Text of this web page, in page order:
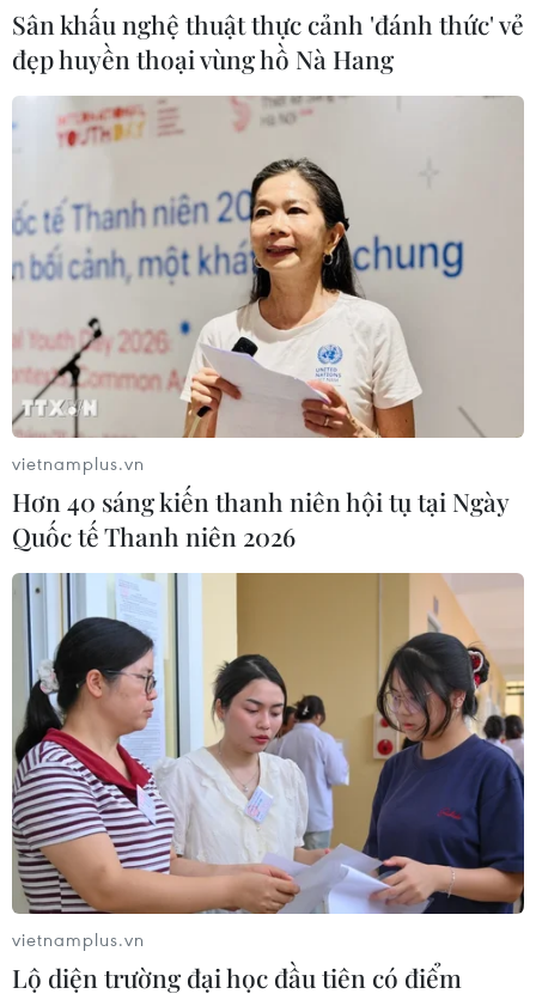
13/09/2023 04:31
Sau khi đạt các con số kỷ lục trong những năm gần đây,
giảm 5,5%, xuống 45.400 tỷ USD.
Brazil tăng lương tối thiểu, nâng thuế
đánh vào giới siêu giàu
29/08/2023 04:48
Brazil miễn thuế thu nhập cá nhân cho người lao động
có thu nhập dưới 431,5 USD/tháng, đồng thời tăng mức
thuế đối với thu nhập của các “quỹ đầu tư của giới siêu
giàu” từ 10% trước đây lên 15-20%.
Sân khấu nghệ thuật thực cảnh 'đánh thức' vẻ
đẹp huyền thoại vùng hồ Nà Hang
vietnamplus.vn
Hơn 40 sáng kiến thanh niên hội tụ tại Ngày
Quốc tế Thanh niên 2026
vietnamplus.vn
Lộ diện trường đại học đầu tiên có điểm